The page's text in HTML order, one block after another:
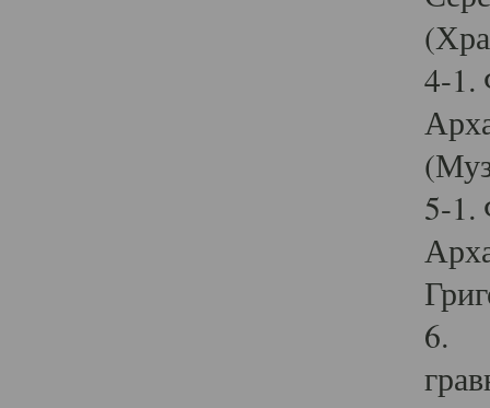
4-1.
5-1.
6.